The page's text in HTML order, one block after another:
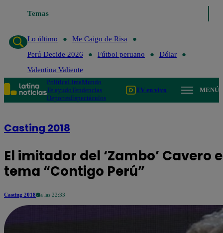
Temas
Lo último
Me Caigo de Risa
Perú Decide 2026
Fútbol peruano
Dólar
Valentina Valiente
PolíticaLimaMundo
Te ayudoTendencias
DeportesEspectáculos
TV en vivo MENÚ
Casting 2018
El imitador del ‘Zambo’
tema “Contigo Perú”
Casting 2018 a las 22:33